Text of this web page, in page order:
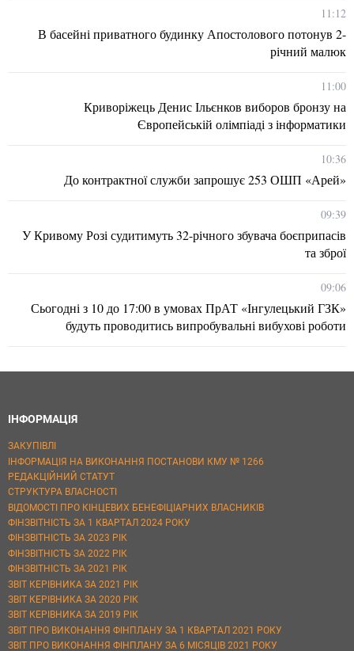
11:12
В басейні приватного будинку Апостолового потонув 2-
річний малюк
11:00
Криворіжець Денис Ільєнков виборов бронзу на
Європейській олімпіаді з інформатики
10:36
До контрактної служби запрошує 253 ОШП «Арей»
09:39
У Кривому Розі судитимуть 32-річного збувача боєприпасів
та зброї
09:06
Сьогодні з 10 до 17:00 в умовах ПрАТ «Інгулецький ГЗК»
будуть проводитись випробувальні вибухові роботи
ІНФОРМАЦІЯ
ЗАКУПІВЛІ
ІНФОРМАЦІЯ НА ВИКОНАННЯ ПОСТАНОВИ КМУ № 1266
РЕДАКЦІЙНИЙ СТАТУТ
СТРУКТУРА ВЛАСНОСТІ
ВІДОМОСТІ ПРО КІНЦЕВИХ БЕНЕФІЦІАРНИХ ВЛАСНИКІВ
ФІНЗВІТНІСТЬ ЗА 1 КВАРТАЛ 2024 РОКУ
ФІНЗВІТНІСТЬ ЗА 2023 РІК
ФІНЗВІТНІСТЬ ЗА 2022 РІК
ФІНЗВІТНІСТЬ ЗА 2021 РІК
ЗВІТ КЕРІВНИКА ЗА 2021 РІК
ЗВІТ КЕРІВНИКА ЗА 2020 РІК
ЗВІТ КЕРІВНИКА ЗА 2019 РІК
ЗВІТ ПРО ВИКОНАННЯ ФІНПЛАНУ ЗА 1 КВАРТАЛ 2021 РОКУ
ЗВІТ ПРО ВИКОНАННЯ ФІНПЛАНУ ЗА 6 МІСЯЦІВ 2021 РОКУ